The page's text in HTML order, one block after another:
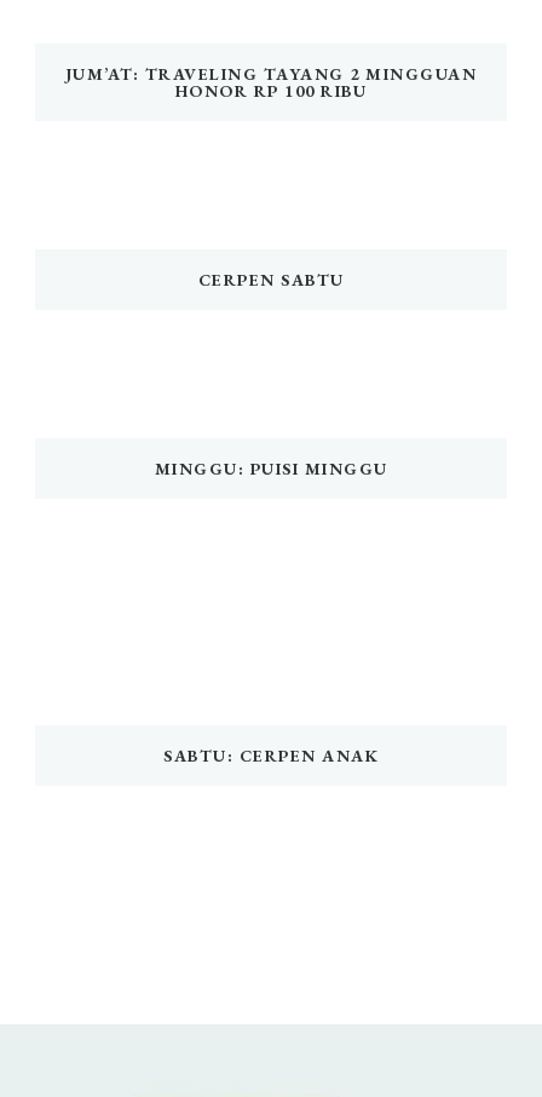
JUM’AT: TRAVELING TAYANG 2 MINGGUAN
HONOR RP 100 RIBU
CERPEN SABTU
MINGGU: PUISI MINGGU
SABTU: CERPEN ANAK